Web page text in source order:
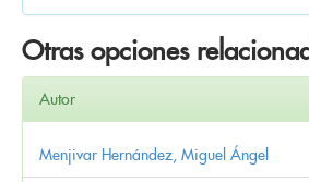
Otras opciones
Autor
Menjivar Hernández, Miguel Ángel